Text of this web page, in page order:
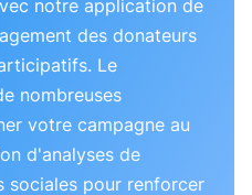
notre application de
des donateurs
Le
nombreuses
votre campagne au
d'analyses de
sociales pour renforcer